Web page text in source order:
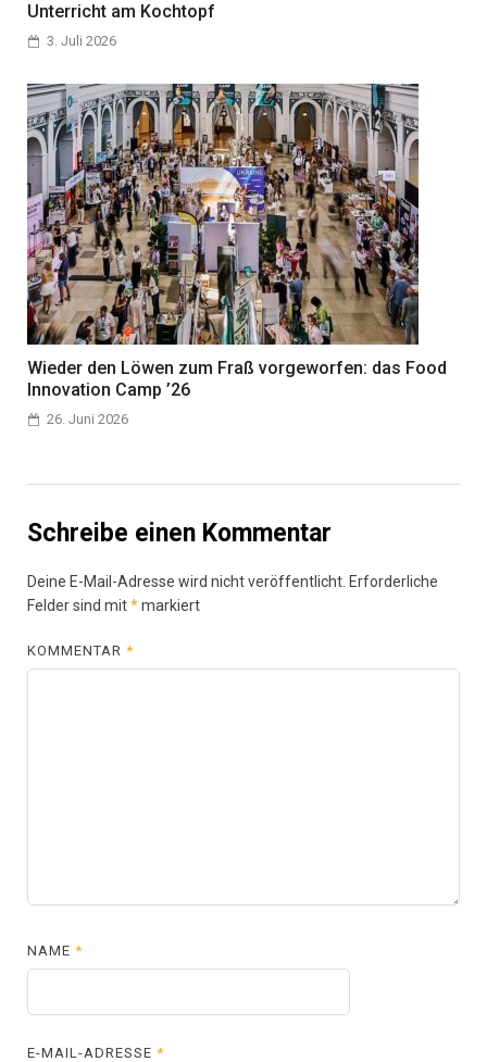
Unterricht am Kochtopf
3. Juli 2026
Wieder den Löwen zum Fraß vorgeworfen: das Food
Innovation Camp ’26
26. Juni 2026
Schreibe einen Kommentar
Deine E-Mail-Adresse wird nicht veröffentlicht. Erforderliche
Felder sind mit*markiert
KOMMENTAR*
NAME*
E-MAIL-ADRESSE*